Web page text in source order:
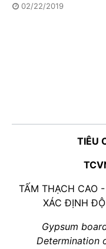
02/22/2019
TIÊU
TẤM THẠCH CAO
XÁC ĐỊNH
Gypsum
Determination